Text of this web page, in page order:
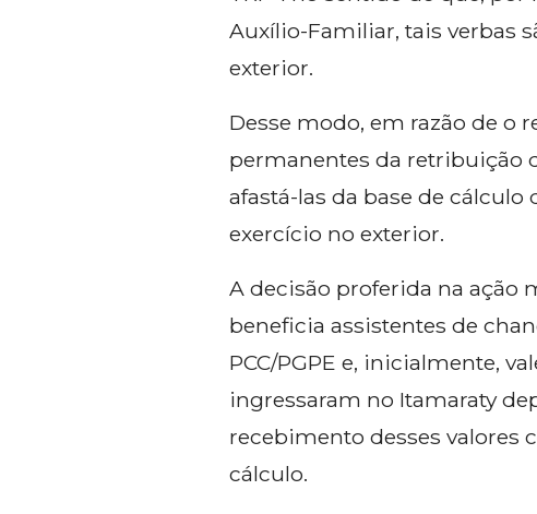
Auxílio-Familiar, tais verbas
exterior.
Desse modo, em razão de o
permanentes da retribuição
afastá-las da base de
exercício no exterior.
A decisão proferida na ação
beneficia assistentes de
PCC/PGPE e, inicialmente,
ingressaram no Itamaraty
recebimento desses valores
cálculo.